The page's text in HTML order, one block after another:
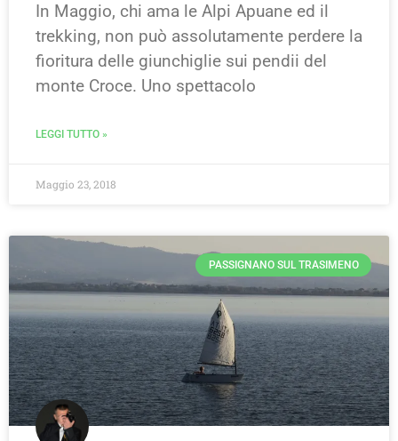
In Maggio, chi ama le Alpi Apuane ed il
trekking, non può assolutamente perdere la
fioritura delle giunchiglie sui pendii del
monte Croce. Uno spettacolo
LEGGI TUTTO »
Maggio 23, 2018
PASSIGNANO SUL TRASIMENO